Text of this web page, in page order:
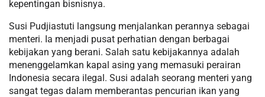
kepentingan bisnisnya.
Susi Pudjiastuti langsung menjalankan perannya sebagai
menteri. Ia menjadi pusat perhatian dengan berbagai
kebijakan yang berani. Salah satu kebijakannya adalah
menenggelamkan kapal asing yang memasuki perairan
Indonesia secara ilegal. Susi adalah seorang menteri yang
sangat tegas dalam memberantas pencurian ikan yang